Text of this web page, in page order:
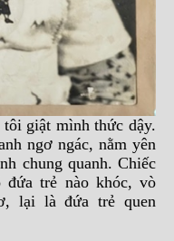
giật mình thức dậy.
ngơ ngác, nằm yên
chung quanh. Chiếc
đứa trẻ nào khóc, vò
lại là đứa trẻ quen